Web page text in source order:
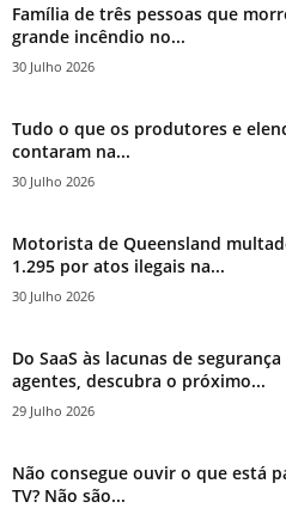
Família de três pessoas que
grande incêndio no...
30 Julho 2026
Tudo o que os produtores e
contaram na...
30 Julho 2026
Motorista de Queensland
1.295 por atos ilegais na...
30 Julho 2026
Do SaaS às lacunas de
agentes, descubra o próximo...
29 Julho 2026
Não consegue ouvir o que está
TV? Não são...